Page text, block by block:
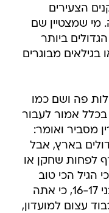
הצעירים
מי שמצטיין שם
ביותר
בגילאים מבוגרים
פה ושם כמו
אמור לעבור
מסביר ואומר:
בארץ, אבל
לפחות שחקן או
הגיל הכי טוב
לצרף שחקנים כאלה זה כשהם בני 16-17, כי אתה
עצום למועדון,